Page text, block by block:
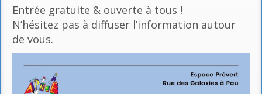
Entrée gratuite & ouverte à tous !
N’hésitez pas à diffuser l’information autour
de vous.